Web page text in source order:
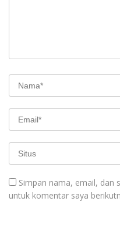
Simpan nama, email, dan
untuk komentar saya